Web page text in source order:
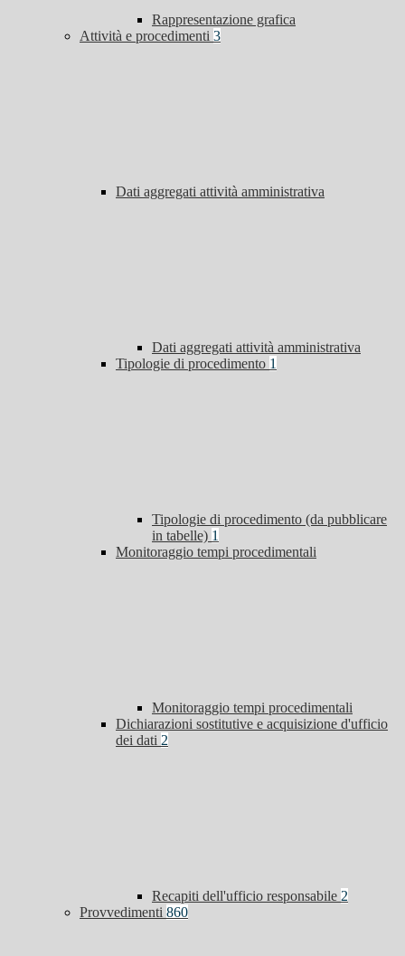
Rappresentazione grafica
Attività e procedimenti 3
Dati aggregati attività amministrativa
Dati aggregati attività amministrativa
Tipologie di procedimento 1
Tipologie di procedimento (da pubblicare
in tabelle) 1
Monitoraggio tempi procedimentali
Monitoraggio tempi procedimentali
Dichiarazioni sostitutive e acquisizione d'ufficio
dei dati 2
Recapiti dell'ufficio responsabile 2
Provvedimenti 860